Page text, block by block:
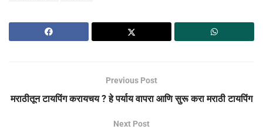
Previous Post
मराठीतून टायपिंग करायचय ? हे पर्याय वापरा आणि सुरू करा मराठी टायपिंग
Next Post